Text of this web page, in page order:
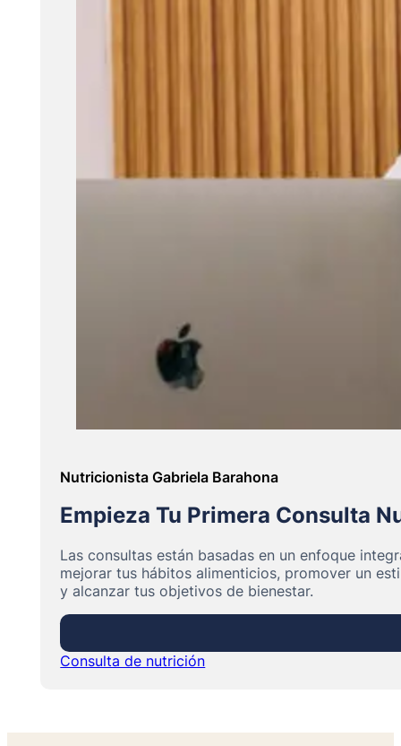
Nutricionista Gabriela Barahona
Empieza Tu Primera Consulta
Las consultas están basadas en un enfoque
mejorar tus hábitos alimenticios, promover un
y alcanzar tus objetivos de bienestar.
Consulta de nutrición